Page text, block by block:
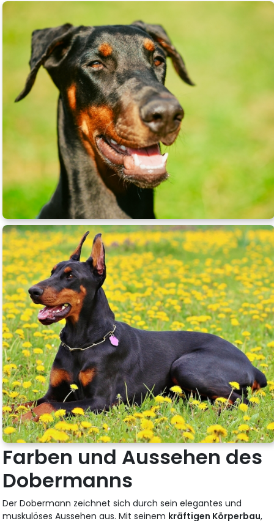
Farben und Aussehen des
Dobermanns
Der Dobermann zeichnet sich durch sein elegantes und
muskulöses Aussehen aus. Mit seinem kräftigen Körperbau,